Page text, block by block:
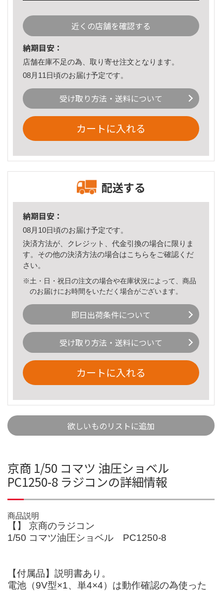
近くの店舗を確認する
納期目安：
店舗在庫不足の為、取り寄せ注文となります。
08月11日頃のお届け予定です。
受け取り方法・送料について
カートに入れる
配送する
納期目安：
08月10日頃のお届け予定です。
決済方法が、クレジット、代金引換の場合に限りま
す。その他の決済方法の場合はこちら をご確認くだ
さい。
※土・日・祝日の注文の場合や在庫状況によって、商品
のお届けにお時間をいただく場合がございます。
即日出荷条件について
受け取り方法・送料について
カートに入れる
欲しいものリストに追加
京商 1/50 コマツ 油圧ショベル
PC1250-8 ラジコンの詳細情報
商品説明
【】 京商のラジコン
1/50 コマツ油圧ショベル PC1250-8
【付属品】説明書あり。
電池（9V型×1、単4×4）は動作確認の為使った